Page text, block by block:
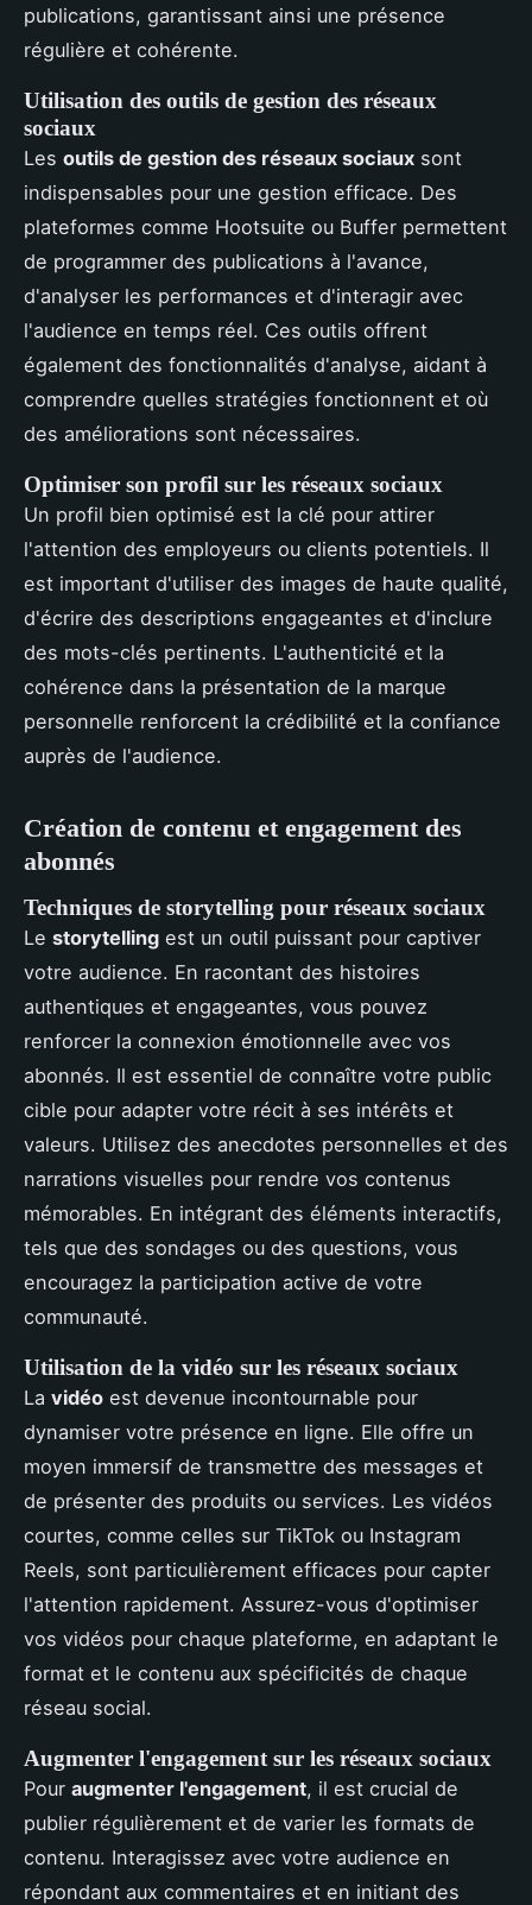
publications, garantissant ainsi une présence
régulière et cohérente.
Utilisation des outils de gestion des réseaux
sociaux
Les outils de gestion des réseaux sociaux sont
indispensables pour une gestion efficace. Des
plateformes comme Hootsuite ou Buffer permettent
de programmer des publications à l'avance,
d'analyser les performances et d'interagir avec
l'audience en temps réel. Ces outils offrent
également des fonctionnalités d'analyse, aidant à
comprendre quelles stratégies fonctionnent et où
des améliorations sont nécessaires.
Optimiser son profil sur les réseaux sociaux
Un profil bien optimisé est la clé pour attirer
l'attention des employeurs ou clients potentiels. Il
est important d'utiliser des images de haute qualité,
d'écrire des descriptions engageantes et d'inclure
des mots-clés pertinents. L'authenticité et la
cohérence dans la présentation de la marque
personnelle renforcent la crédibilité et la confiance
auprès de l'audience.
Création de contenu et engagement des
abonnés
Techniques de storytelling pour réseaux sociaux
Le storytelling est un outil puissant pour captiver
votre audience. En racontant des histoires
authentiques et engageantes, vous pouvez
renforcer la connexion émotionnelle avec vos
abonnés. Il est essentiel de connaître votre public
cible pour adapter votre récit à ses intérêts et
valeurs. Utilisez des anecdotes personnelles et des
narrations visuelles pour rendre vos contenus
mémorables. En intégrant des éléments interactifs,
tels que des sondages ou des questions, vous
encouragez la participation active de votre
communauté.
Utilisation de la vidéo sur les réseaux sociaux
La vidéo est devenue incontournable pour
dynamiser votre présence en ligne. Elle offre un
moyen immersif de transmettre des messages et
de présenter des produits ou services. Les vidéos
courtes, comme celles sur TikTok ou Instagram
Reels, sont particulièrement efficaces pour capter
l'attention rapidement. Assurez-vous d'optimiser
vos vidéos pour chaque plateforme, en adaptant le
format et le contenu aux spécificités de chaque
réseau social.
Augmenter l'engagement sur les réseaux sociaux
Pour augmenter l'engagement, il est crucial de
publier régulièrement et de varier les formats de
contenu. Interagissez avec votre audience en
répondant aux commentaires et en initiant des